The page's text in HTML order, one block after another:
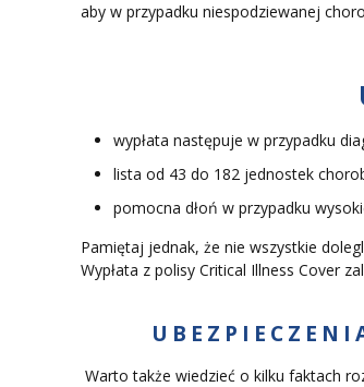
aby w przypadku niespodziewanej
wypłata następuje w przypadku
lista od 43 do 182 jednostek
pomocna dłoń w przypadku
Pamiętaj jednak, że nie wszystkie
Wypłata z polisy Critical Illness Cover
Warto także wiedzieć o kilku faktach